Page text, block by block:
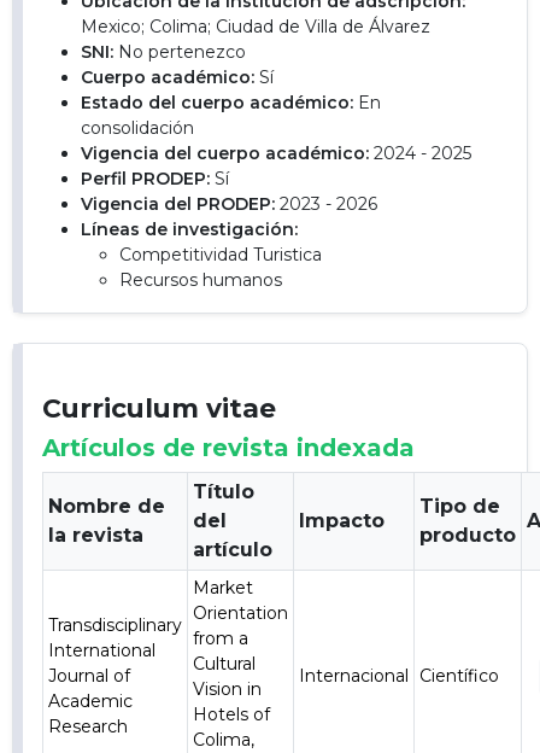
Mexico; Colima; Ciudad de Villa de Álvarez
SNI: No pertenezco
Cuerpo académico: Sí
Estado del cuerpo académico: En
consolidación
Vigencia del cuerpo académico: 2024 - 2025
Perfil PRODEP: Sí
Vigencia del PRODEP: 2023 - 2026
Líneas de investigación:
Competitividad Turistica
Recursos humanos
Curriculum vitae
Artículos de revista indexada
Nombre de
la revista
Título
del
artículo
Impacto
Tipo de
producto
Transdisciplinary
International
Journal of
Academic
Research
Market
Orientation
from a
Cultural
Vision in
Hotels of
Colima,
Internacional Científico